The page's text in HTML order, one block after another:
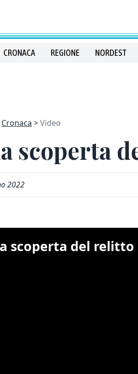
CRONACA REGIONE NORDEST
Cronaca Video
scoperta
2022
scoperta del